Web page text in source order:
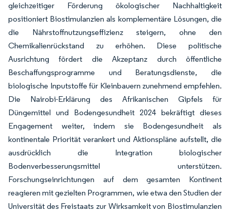
gleichzeitiger Förderung ökologischer Nachhaltigkeit
positioniert Biostimulanzien als komplementäre Lösungen, die
die Nährstoffnutzungseffizienz steigern, ohne den
Chemikalienrückstand zu erhöhen. Diese politische
Ausrichtung fördert die Akzeptanz durch öffentliche
Beschaffungsprogramme und Beratungsdienste, die
biologische Inputstoffe für Kleinbauern zunehmend empfehlen.
Die Nairobi-Erklärung des Afrikanischen Gipfels für
Düngemittel und Bodengesundheit 2024 bekräftigt dieses
Engagement weiter, indem sie Bodengesundheit als
kontinentale Priorität verankert und Aktionspläne aufstellt, die
ausdrücklich die Integration biologischer
Bodenverbesserungsmittel unterstützen.
Forschungseinrichtungen auf dem gesamten Kontinent
reagieren mit gezielten Programmen, wie etwa den Studien der
Universität des Freistaats zur Wirksamkeit von Biostimulanzien